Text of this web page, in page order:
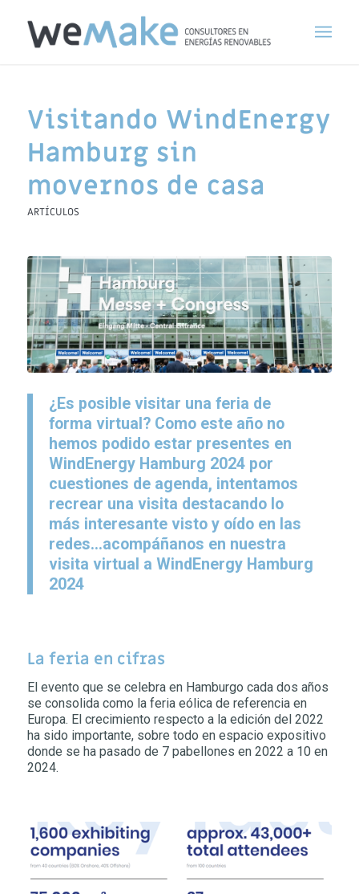
Visitando WindEnergy
Hamburg sin
movernos de casa
ARTÍCULOS
¿Es posible visitar una feria de
forma virtual? Como este año no
hemos podido estar presentes en
WindEnergy Hamburg 2024 por
cuestiones de agenda, intentamos
recrear una visita destacando lo
más interesante visto y oído en las
redes…acompáñanos en nuestra
visita virtual a WindEnergy Hamburg
2024
La feria en cifras
El evento que se celebra en Hamburgo cada dos años
se consolida como la feria eólica de referencia en
Europa. El crecimiento respecto a la edición del 2022
ha sido importante, sobre todo en espacio expositivo
donde se ha pasado de 7 pabellones en 2022 a 10 en
2024.